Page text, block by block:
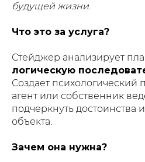
будущей жизни.
Что это за услуга?
Стейджер анализирует
логическую
Создает психологический
агент или собственник
подчеркнуть достоинства
объекта.
Зачем она нужна?